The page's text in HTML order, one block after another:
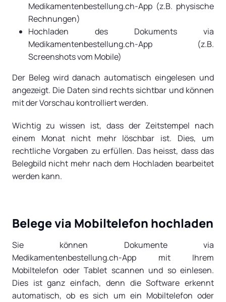
Medikamentenbestellung.ch-App (z.B. physische
Rechnungen)
Hochladen des Dokuments via
Medikamentenbestellung.ch-App (z.B.
Screenshots vom Mobile)
Der Beleg wird danach automatisch eingelesen und
angezeigt. Die Daten sind rechts sichtbar und können
mit der Vorschau kontrolliert werden.
Wichtig zu wissen ist, dass der Zeitstempel nach
einem Monat nicht mehr löschbar ist. Dies, um
rechtliche Vorgaben zu erfüllen. Das heisst, dass das
Belegbild nicht mehr nach dem Hochladen bearbeitet
werden kann.
Belege via Mobiltelefon hochladen
Sie können Dokumente via
Medikamentenbestellung.ch-App mit Ihrem
Mobiltelefon oder Tablet scannen und so einlesen.
Dies ist ganz einfach, denn die Software erkennt
automatisch, ob es sich um ein Mobiltelefon oder